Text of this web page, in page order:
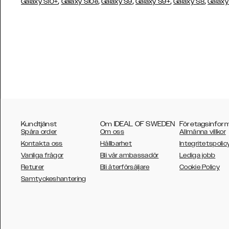
Galaxy S10+ Galaxy S10e Galaxy S9 Galaxy S9+ Galaxy S8
Kundtjänst
Spåra order
Kontakta oss
Vanliga frågor
Returer
Samtyckeshantering
Om IDEAL OF SWEDEN
Om oss
Hållbarhet
Bli vår ambassadör
Bli återförsäljare
Allmänna villkor
Lediga jobb
Cookie Policy
AUSTRALIA